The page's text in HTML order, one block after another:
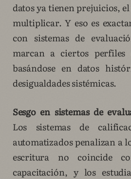
datos ya tienen prejuicios,
multiplicar. Y eso es
con sistemas de
marcan a ciertos perfiles
basándose en datos
desigualdades sistémicas.
Sesgo en sistemas de
Los sistemas de
automatizados penalizan a
escritura no coincide
capacitación, y los